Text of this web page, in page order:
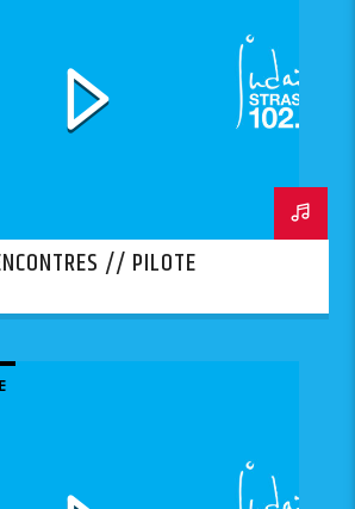
// PILOTE